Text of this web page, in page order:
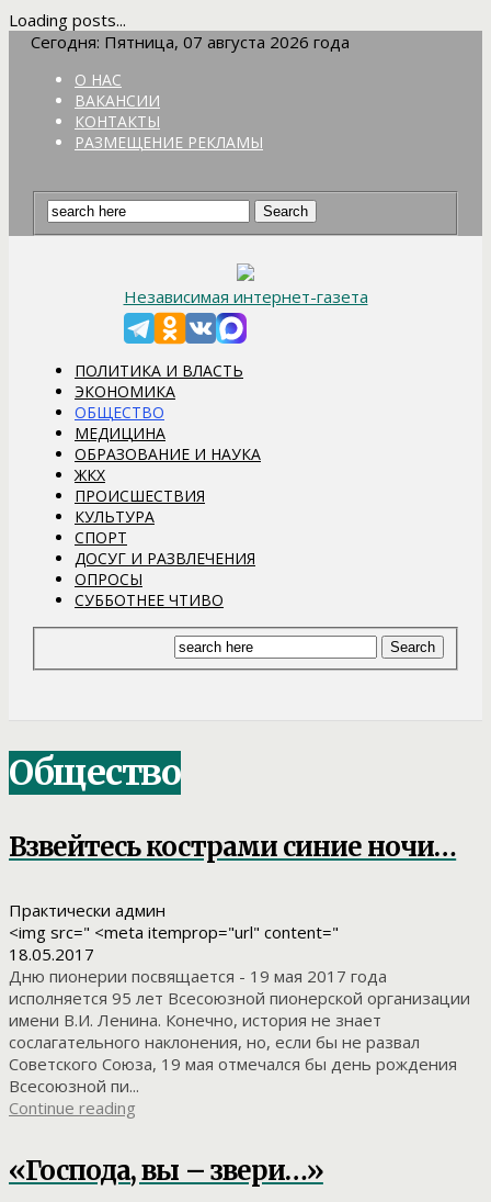
Loading posts...
Сегодня: Пятница, 07 августа 2026 года
О НАС
ВАКАНСИИ
КОНТАКТЫ
РАЗМЕЩЕНИЕ РЕКЛАМЫ
Независимая интернет-газета
ПОЛИТИКА И ВЛАСТЬ
ЭКОНОМИКА
ОБЩЕСТВО
МЕДИЦИНА
ОБРАЗОВАНИЕ И НАУКА
ЖКХ
ПРОИСШЕСТВИЯ
КУЛЬТУРА
СПОРТ
ДОСУГ И РАЗВЛЕЧЕНИЯ
ОПРОСЫ
СУББОТНЕЕ ЧТИВО
Общество
Взвейтесь кострами синие ночи…
Практически админ
<img src=" <meta itemprop="url" content="
18.05.2017
Дню пионерии посвящается - 19 мая 2017 года
исполняется 95 лет Всесоюзной пионерской организации
имени В.И. Ленина. Конечно, история не знает
сослагательного наклонения, но, если бы не развал
Советского Союза, 19 мая отмечался бы день рождения
Всесоюзной пи...
Continue reading
«Господа, вы – звери…»